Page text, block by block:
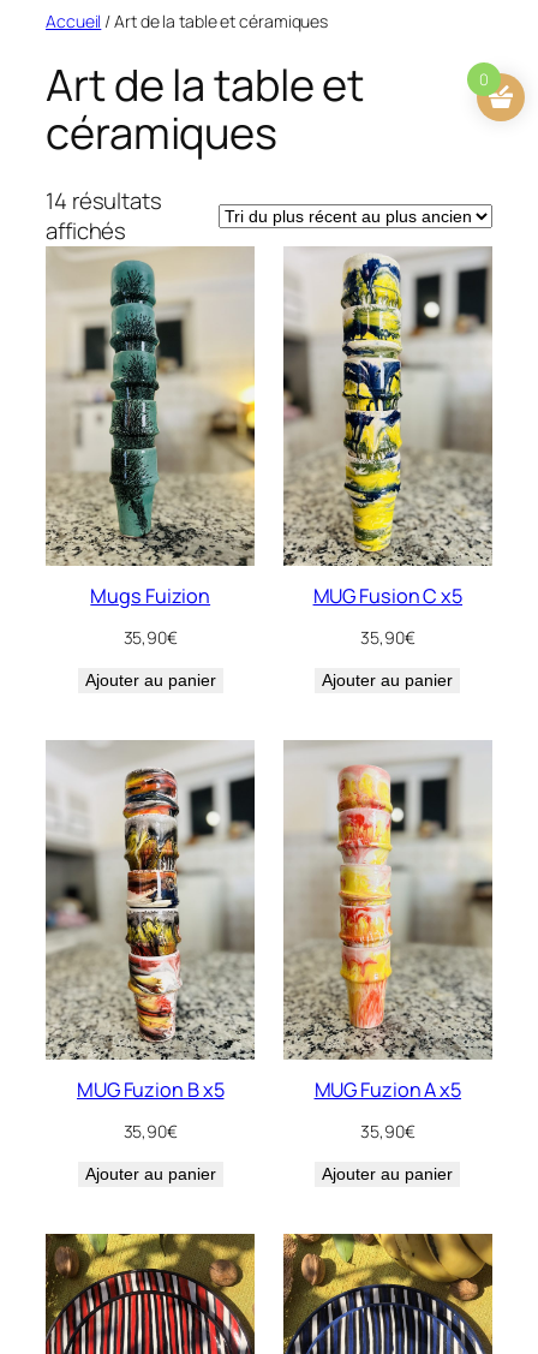
Aller
contenu
Accueil / Art de la table et céramiques
Art de la table et
céramiques
14 résultats
affichés
du
plus
récent
au
plus
ancien
Mugs Fuizion
35,90€
Ajouter au panier
MUG Fusion C x5
35,90€
Ajouter au panier
MUG Fuzion B x5
35,90€
Ajouter au panier
MUG Fuzion A x5
35,90€
Ajouter au panier
0